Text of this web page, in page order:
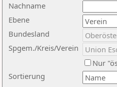
Nachname
Ebene
Sortierung
Bundesland
Spgem./Kreis/Verein
Nur